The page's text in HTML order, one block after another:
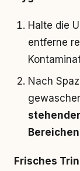
Halte die
entferne
Nach
Bereichen
Frisches